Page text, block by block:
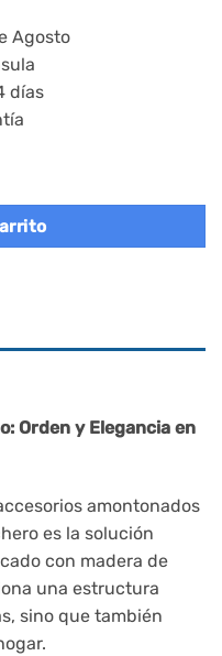
Agosto
días
color negro - base redonda
Orden y Elegancia en
amontonados
es la solución
con madera de
una estructura
sino que también